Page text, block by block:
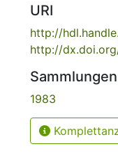
URI
http://
http://
Sammlungen
1983